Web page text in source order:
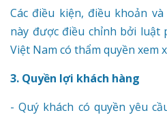
Các điều kiện, điều khoản
này được điều chỉnh bởi luật
Việt Nam có thẩm quyền xem
3. Quyền lợi khách hàng
- Quý khách có quyền yêu